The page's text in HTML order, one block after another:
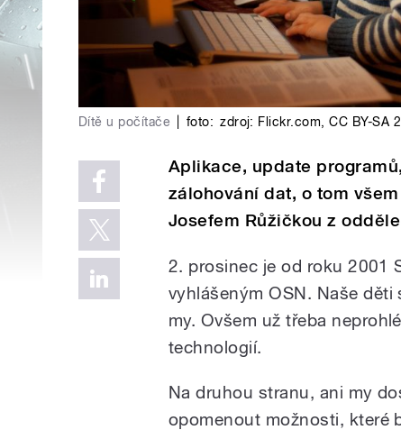
Dítě u počítače foto: zdroj: Flickr.com,CC BY-SA
Aplikace, update
zálohování dat, o tom
Josefem Růžičkou z
2. prosinec je od roku 2001
vyhlášeným OSN. Naše
my. Ovšem už třeba
technologií.
Na druhou stranu, ani my
opomenout možnosti, které